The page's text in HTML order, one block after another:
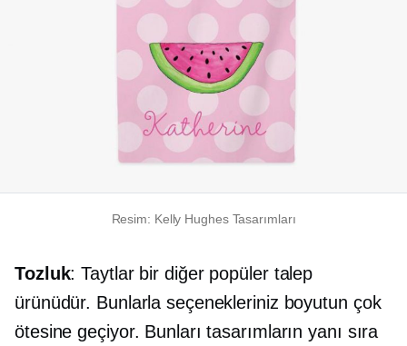
Resim: Kelly Hughes Tasarımları
Tozluk: Taytlar bir diğer popüler talep
ürünüdür. Bunlarla seçenekleriniz boyutun çok
ötesine geçiyor. Bunları tasarımların yanı sıra